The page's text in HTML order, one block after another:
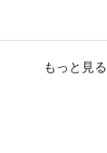
もっと見る